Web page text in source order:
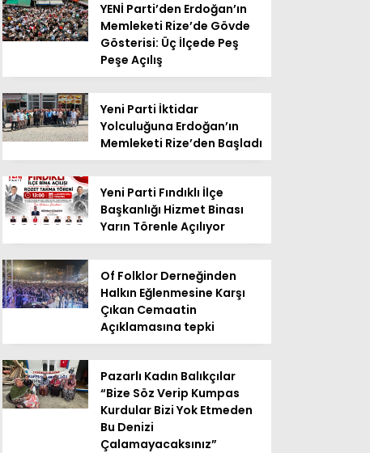
YENİ Parti’den Erdoğan’ın
Memleketi Rize’de Gövde
Gösterisi: Üç İlçede Peş
Peşe Açılış
Yeni Parti İktidar
Yolculuğuna Erdoğan’ın
Memleketi Rize’den Başladı
Yeni Parti Fındıklı İlçe
Başkanlığı Hizmet Binası
Yarın Törenle Açılıyor
Of Folklor Derneğinden
Halkın Eğlenmesine Karşı
Çıkan Cemaatin
Açıklamasına tepki
Pazarlı Kadın Balıkçılar
“Bize Söz Verip Kumpas
Kurdular Bizi Yok Etmeden
Bu Denizi
Çalamayacaksınız”